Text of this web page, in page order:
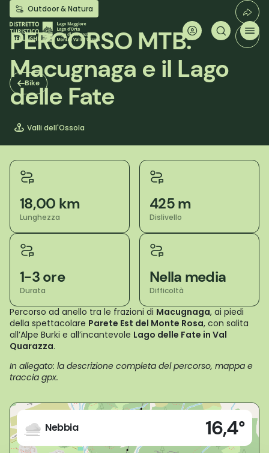
Salta
contenuto
principale
Bike
Outdoor & Natura
PERCORSO MTB:
Macugnaga e il Lago
delle Fate
Valli dell'Ossola
18,00 km
Lunghezza
425 m
Dislivello
1-3 ore
Durata
Nella media
Difficoltà
Percorso ad anello tra le frazioni di Macugnaga, ai piedi
della spettacolare Parete Est del Monte Rosa, con salita
all’Alpe Burki e all’incantevole Lago delle Fate in Val
Quarazza.
In allegato: la descrizione completa del percorso, mappa e
traccia gpx.
Nebbia 16,4°
28876 - Macugnaga (VB)